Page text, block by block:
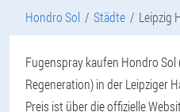
Hondro Sol Städte Leipzig
Fugenspray kaufen Hondro Sol
Regeneration) in der Leipziger
Preis ist über die offizielle